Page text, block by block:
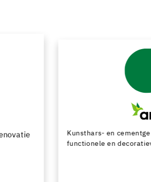
vloersystemen met
afwerkingsmogelijkheden